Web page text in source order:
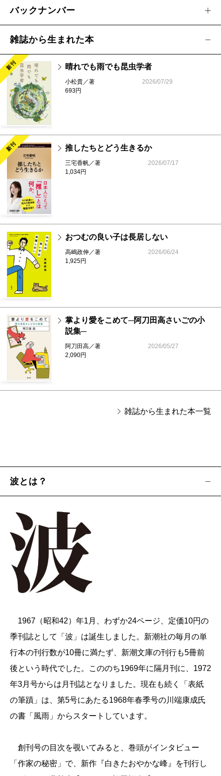
バックナンバー
雑誌から生まれた本
新刊 晴れでも雨でも昆虫学者
小松貴／著
693円
2026/07/29
新刊 推したちとどう生きるか
三宅香帆／著
1,034円
2026/07/17
おつむの良い子は長居しない
高嶋政伸／著
1,925円
2026/06/24
掌より愛をこめて─阿刀田高さいごの小
説集─
阿刀田高／著
2,090円
2026/05/27
雑誌から生まれた本一覧
波とは？
1967（昭和42）年1月、わずか24ページ、定価10円の
季刊誌として「波」は誕生しました。新潮社の毎月の単
行本の刊行数が10冊に満たず、新潮文庫の刊行も5冊前
後という時代でした。こののち1969年に隔月刊に、1972
年3月号からは月刊誌となりました。現在も続く「表紙
の筆蹟」は、第5号にあたる1968年春季号の川端康成氏
の書「風雨」からスタートしています。
創刊号の目次を覗いてみると、巻頭がインタビュー
「作家の秘密」で、新作『白きたおやかな峰』を刊行し